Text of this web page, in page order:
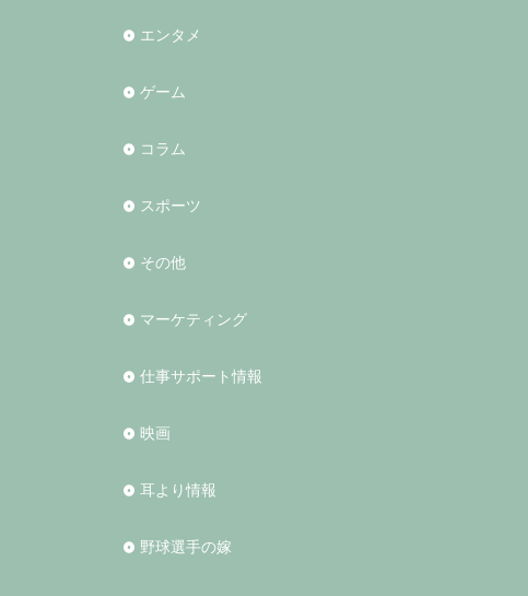
エンタメ
ゲーム
コラム
スポーツ
その他
マーケティング
仕事サポート情報
映画
耳より情報
野球選手の嫁